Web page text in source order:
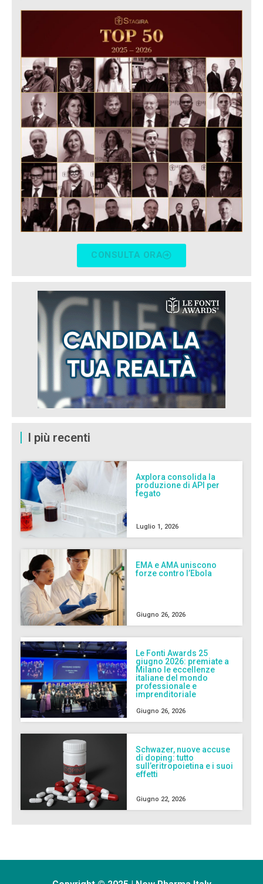
CONSULTA ORA
I più recenti
Axplora consolida la
produzione di API per
fegato
Luglio 1, 2026
EMA e AMA uniscono
forze contro l’Ebola
Giugno 26, 2026
Le Fonti Awards 25
giugno 2026: premiate a
Milano le eccellenze
italiane del mondo
professionale e
imprenditoriale
Giugno 26, 2026
Schwazer, nuove accuse
di doping: tutto
sull’eritropoietina e i suoi
effetti
Giugno 22, 2026